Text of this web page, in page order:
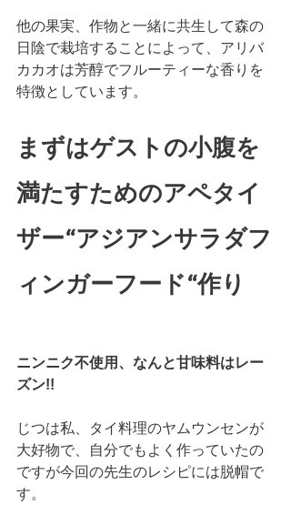
他の果実、作物と一緒に共生して森の
日陰で栽培することによって、アリバ
カカオは芳醇でフルーティーな香りを
特徴としています。
まずはゲストの小腹を
満たすためのアペタイ
ザー“アジアンサラダフ
ィンガーフード“作り
ニンニク不使用、なんと甘味料はレー
ズン!!
じつは私、タイ料理のヤムウンセンが
大好物で、自分でもよく作っていたの
ですが今回の先生のレシピには脱帽で
す。